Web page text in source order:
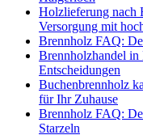
Holzlieferung nach
Versorgung mit
Brennholz FAQ:
Brennholzhandel
Entscheidungen
Buchenbrennholz
für Ihr Zuhause
Brennholz FAQ:
Starzeln